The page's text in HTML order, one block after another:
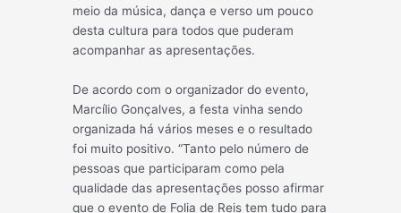
meio da música, dança e verso um pouco
desta cultura para todos que puderam
acompanhar as apresentações.
De acordo com o organizador do evento,
Marcílio Gonçalves, a festa vinha sendo
organizada há vários meses e o resultado
foi muito positivo. “Tanto pelo número de
pessoas que participaram como pela
qualidade das apresentações posso afirmar
que o evento de Folia de Reis tem tudo para